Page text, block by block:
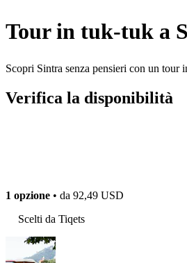
Tour in tuk-tuk a
Scopri Sintra senza pensieri con un tour
Verifica la disponibilità
1 opzione • da 92,49 USD
Scelti da Tiqets